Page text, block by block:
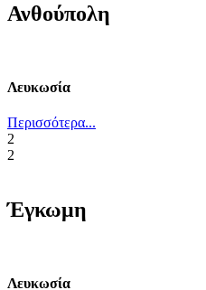
Ανθούπολη
Λευκωσία
Περισσότερα...
2
2
Έγκωμη
Λευκωσία